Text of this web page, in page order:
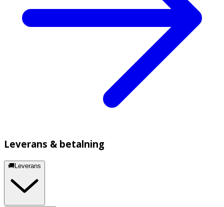
Leverans & betalning
🚚Leverans